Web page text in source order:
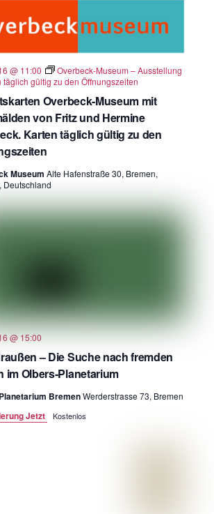
Overbeck-Museum mit
von Fritz und Hermine
Karten täglich gültig zu den
@ 11:00
Overbeck-Museum – Ausstellung
täglich gültig zu den Öffnungszeiten
Museum Alte Hafenstraße 30, Bremen,
Deutschland
– Die Suche nach fremden
im Olbers-Planetarium
@ 15:00
BremenWerderstrasse 73, Bremen
Jetzt Kostenlos